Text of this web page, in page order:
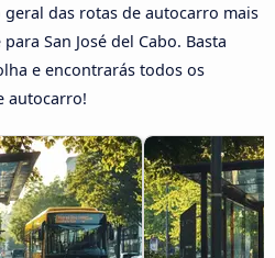
das rotas de autocarro mais
San José del Cabo. Basta
e encontrarás todos os
autocarro!